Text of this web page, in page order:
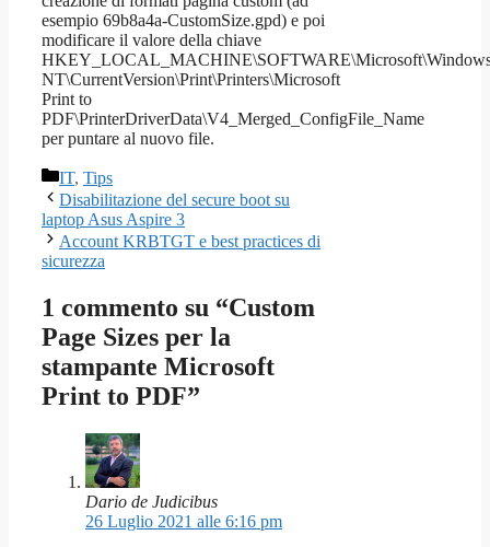
esempio 69b8a4a-CustomSize.gpd) e poi
modificare il valore della chiave
NT\CurrentVersion\Print\Printers\Microsoft
Print to
PDF\PrinterDriverData\V4_Merged_ConfigFile_Name
per puntare al nuovo file.
Categorie
IT, Tips
Disabilitazione del secure boot su
laptop Asus Aspire 3
Account KRBTGT e best practices di
sicurezza
1 commento su “Custom
Page Sizes per la
stampante Microsoft
Print to PDF”
Dario de Judicibus
26 Luglio 2021 alle 6:16 pm